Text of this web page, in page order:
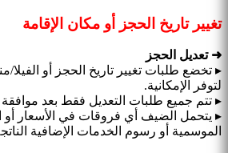
تغيير تاريخ الحجز أو مكان الإقامة
➜ تعديل الحجز
▸ تخضع طلبات تغيير تاريخ الحجز أو
لتوفر الإمكانية.
▸ تتم جميع طلبات التعديل فقط بعد موافقة Dream of Holiday.
▸ يتحمل الضيف أي فروقات في الأسعار أو
الموسمية أو رسوم الخدمات الإضافية